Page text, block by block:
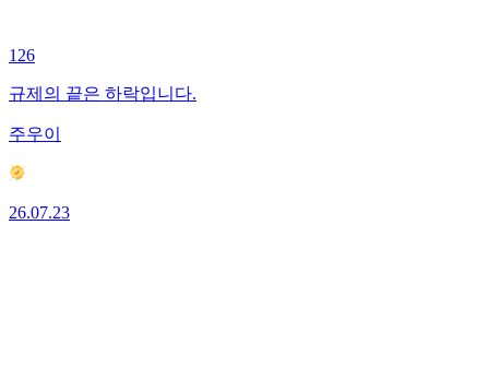
126
규제의 끝은 하락입니다.
주우이
26.07.23